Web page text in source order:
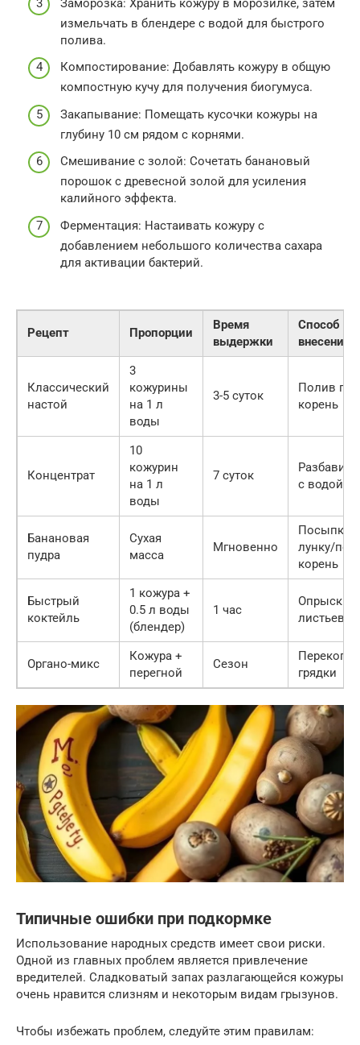
Заморозка: Хранить кожуру в морозилке, затем
измельчать в блендере с водой для быстрого
полива.
Компостирование: Добавлять кожуру в общую
компостную кучу для получения биогумуса.
Закапывание: Помещать кусочки кожуры на
глубину 10 см рядом с корнями.
Смешивание с золой: Сочетать банановый
порошок с древесной золой для усиления
калийного эффекта.
Ферментация: Настаивать кожуру с
добавлением небольшого количества сахара
для активации бактерий.
Рецепт Пропорции
Время
выдержки
Способ
внесения
Классический
настой
3
кожурины
на 1 л
воды
3-5 суток
Полив под
корень
Концентрат
10
кожурин
на 1 л
воды
7 суток
Разбавить
с водой
Банановая
пудра
Сухая
масса
Мгновенно
Посыпка в
лунку/под
корень
Быстрый
коктейль
1 кожура +
0.5 л воды
(блендер)
1 час
листьев
Органо-микс
Кожура +
перегной
Сезон
Перекопка
грядки
Типичные ошибки при подкормке
Использование народных средств имеет свои риски.
Одной из главных проблем является привлечение
вредителей. Сладковатый запах разлагающейся кожуры
очень нравится слизням и некоторым видам грызунов.
Чтобы избежать проблем, следуйте этим правилам: